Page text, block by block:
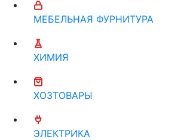
МЕБЕЛЬНАЯ ФУРНИТУРА
ХИМИЯ
ХОЗТОВАРЫ
ЭЛЕКТРИКА